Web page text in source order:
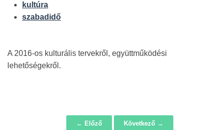
kultúra
szabadidő
A 2016-os kulturális tervekről, együttműködési
lehetőségekről.
← Előző Következő →